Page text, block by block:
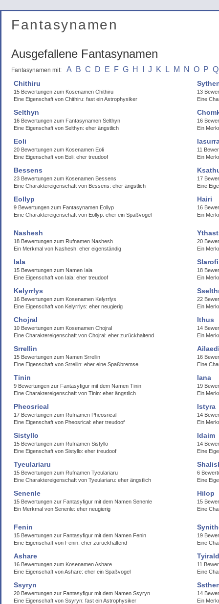
Fantasynamen
Ausgefallene Fantasynamen
Fantasynamen mit: A B C D E F G H J K L M N O P Q
Chithiru
15 Bewertungen zum Kosenamen Chithiru
Eine Eigenschaft von Chithiru: fast ein Astrophysiker
13
Eine
Selthyn
16 Bewertungen zum Fantasynamen Selthyn
Eine Eigenschaft von Selthyn: eher ängstlich
16
Ein
Eoli
20 Bewertungen zum Kosenamen Eoli
Eine Eigenschaft von Eoli: eher treudoof
11
Ein
Bessens
23 Bewertungen zum Kosenamen Bessens
Eine Charaktereigenschaft von Bessens: eher ängstlich
17
Eine
Eollyp
9 Bewertungen zum Fantasynamen Eollyp
Eine Charaktereigenschaft von Eollyp: eher ein Spaßvogel
Hairi
16
Ein
Nashesh
18 Bewertungen zum Rufnamen Nashesh
Ein Merkmal von Nashesh: eher eigenständig
20
Ein
Iala
15 Bewertungen zum Namen Iala
Eine Eigenschaft von Iala: eher treudoof
18
Ein
Kelyrrlys
16 Bewertungen zum Kosenamen Kelyrrlys
Eine Eigenschaft von Kelyrrlys: eher neugierig
22
Ein
Chojral
10 Bewertungen zum Kosenamen Chojral
Eine Charaktereigenschaft von Chojral: eher zurückhaltend
Ithus
14
Ein
Srrellin
15 Bewertungen zum Namen Srrellin
Eine Eigenschaft von Srrellin: eher eine Spaßbremse
16
Eine
Tinin
9 Bewertungen zur Fantasyfigur mit dem Namen Tinin
Eine Charaktereigenschaft von Tinin: eher ängstlich
Iana
19
Ein
Pheosrical
17 Bewertungen zum Rufnamen Pheosrical
Eine Eigenschaft von Pheosrical: eher treudoof
Istyra
14
Ein
Sistyllo
15 Bewertungen zum Rufnamen Sistyllo
Eine Eigenschaft von Sistyllo: eher treudoof
Idaim
14
Eine
Tyeulariaru
15 Bewertungen zum Rufnamen Tyeulariaru
Eine Charaktereigenschaft von Tyeulariaru: eher ängstlich
6
Eine
Senenle
15 Bewertungen zur Fantasyfigur mit dem Namen Senenle
Ein Merkmal von Senenle: eher neugierig
Hilop
15
Eine
Fenin
15 Bewertungen zur Fantasyfigur mit dem Namen Fenin
Eine Eigenschaft von Fenin: eher zurückhaltend
19
Eine
Ashare
16 Bewertungen zum Kosenamen Ashare
Eine Eigenschaft von Ashare: eher ein Spaßvogel
11
Eine
Ssyryn
20 Bewertungen zur Fantasyfigur mit dem Namen Ssyryn
Eine Eigenschaft von Ssyryn: fast ein Astrophysiker
14
Ein